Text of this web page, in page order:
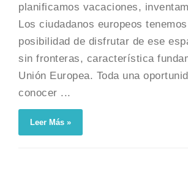
planificamos vacaciones,
Los ciudadanos europeos
posibilidad de disfrutar de ese
sin fronteras, característica
Unión Europea. Toda una
conocer ...
Leer Más »